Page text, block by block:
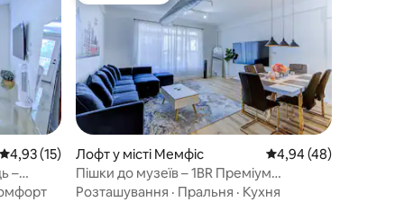
Середня оцінка: 4,93 з 5, відгуки: 15
4,93 (15)
–
Лофт у місті Мемфіс Середня оцінка: 4,94
4,94 (48)
Пішки до музеїв – 1BR Преміум
Безпечний лофт з парковкою
Розташування · Пральня · Кухня